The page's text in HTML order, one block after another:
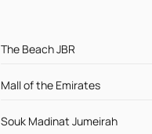
The Beach JBR
Mall of the Emirates
Souk Madinat Jumeirah